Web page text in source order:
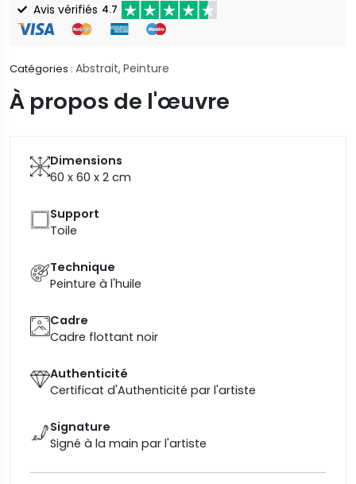
Avis vérifiés 4.7
Catégories : Abstrait, Peinture
À propos de l'œuvre
Dimensions
60 x 60 x 2 cm
Support
Toile
Technique
Peinture à l'huile
Cadre
Cadre flottant noir
Authenticité
Certificat d'Authenticité par l'artiste
Signature
Signé à la main par l'artiste